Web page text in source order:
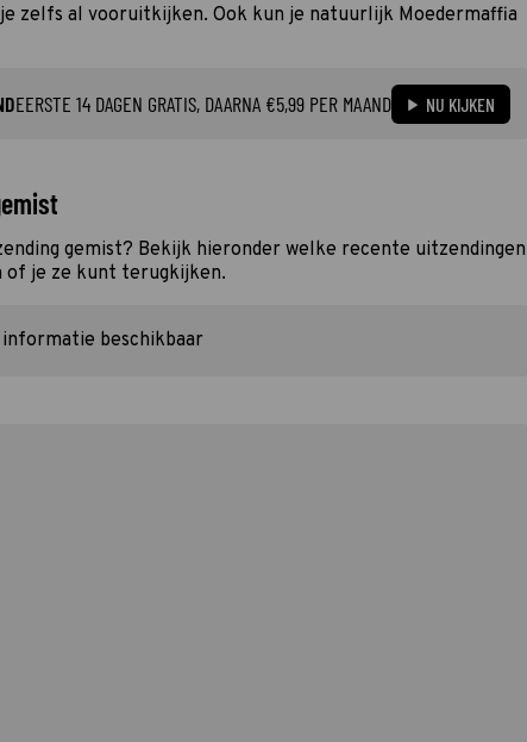
je zelfs al vooruitkijken. Ook kun je natuurlijk Moedermaffia
EERSTE 14 DAGEN GRATIS, DAARNA €5,99 PER MAAND NU KIJKEN
gemist? Bekijk hieronder welke recente uitzendingen
of je ze kunt terugkijken.
beschikbaar